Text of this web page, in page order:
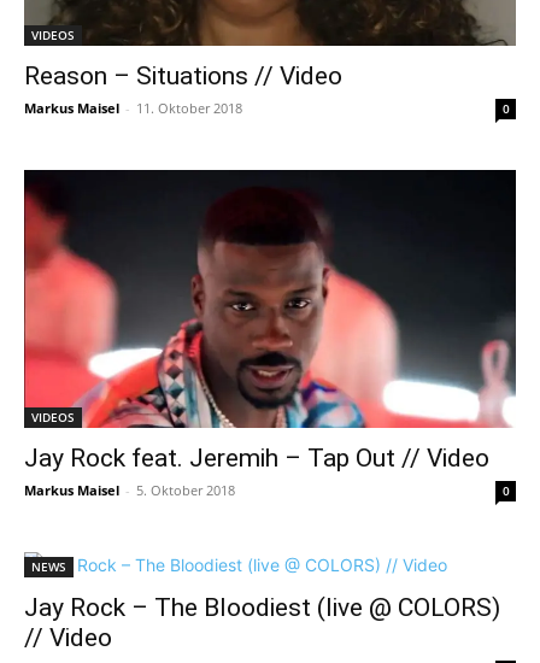
VIDEOS
Reason – Situations // Video
Markus Maisel - 11. Oktober 2018 0
VIDEOS
Jay Rock feat. Jeremih – Tap Out // Video
Markus Maisel - 5. Oktober 2018 0
NEWS
Jay Rock – The Bloodiest (live @ COLORS)
// Video